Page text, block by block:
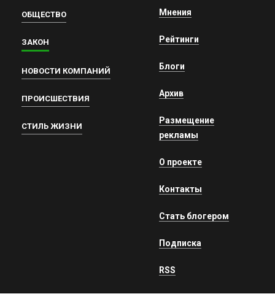
ОБЩЕСТВО
ЗАКОН
НОВОСТИ КОМПАНИЙ
ПРОИСШЕСТВИЯ
СТИЛЬ ЖИЗНИ
Мнения
Рейтинги
Блоги
Архив
Размещение
рекламы
О проекте
Контакты
Стать блогером
Подписка
RSS